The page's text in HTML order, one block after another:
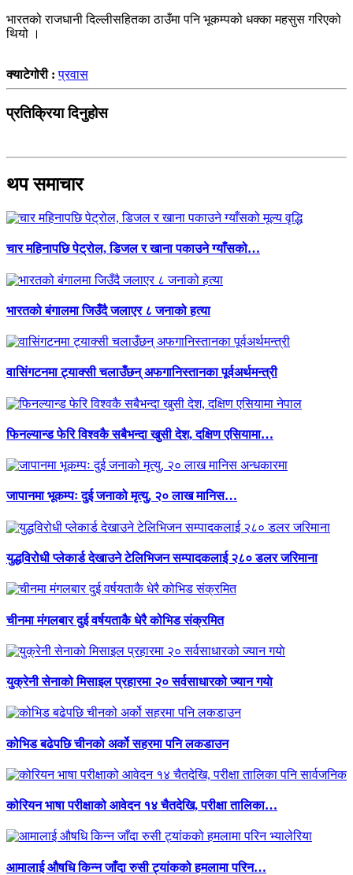
भारतको राजधानी दिल्लीसहितका ठाउँमा पनि भूकम्पको धक्का महसुस गरिएको
थियो ।
क्याटेगोरी :प्रवास
प्रतिक्रिया दिनुहोस
थप समाचार
चार महिनापछि पेट्रोल, डिजल र खाना पकाउने ग्याँसको…
भारतको बंगालमा जिउँदै जलाएर ८ जनाको हत्या
वासिंगटनमा ट्याक्सी चलाउँछन् अफगानिस्तानका पूर्वअर्थमन्त्री
फिनल्यान्ड फेरि विश्वकै सबैभन्दा खुसी देश, दक्षिण एसियामा…
जापानमा भूकम्पः दुई जनाको मृत्यु, २० लाख मानिस…
युद्धविरोधी प्लेकार्ड देखाउने टेलिभिजन सम्पादकलाई २८० डलर जरिमाना
चीनमा मंगलबार दुई वर्षयताकै धेरै कोभिड संक्रमित
युक्रेनी सेनाको मिसाइल प्रहारमा २० सर्वसाधारको ज्यान गयाे
कोभिड बढेपछि चीनको अर्को सहरमा पनि लकडाउन
कोरियन भाषा परीक्षाको आवेदन १४ चैतदेखि, परीक्षा तालिका…
आमालाई औषधि किन्न जाँदा रुसी ट्यांकको हमलामा परिन…